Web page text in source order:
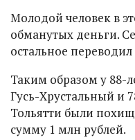
Молодой человек в
обманутых деньги.
остальное
Таким образом у 88-
Гусь-Хрустальный и
Тольятти были
сумму 1 млн рублей.